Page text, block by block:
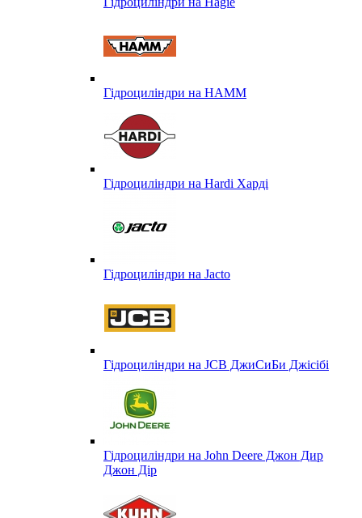
Гідроциліндри на HAMM
Гідроциліндри на Hardi Харді
Гідроциліндри на Jacto
Гідроциліндри на JCB ДжиСиБи Джісібі
Гідроциліндри на John Deere Джон Дир
Джон Дір